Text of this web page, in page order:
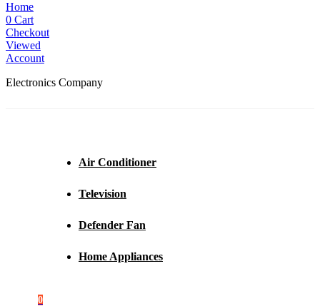
Home
0 Cart
Checkout
Viewed
Account
Electronics Company
Air Conditioner
Television
Defender Fan
Home Appliances
0